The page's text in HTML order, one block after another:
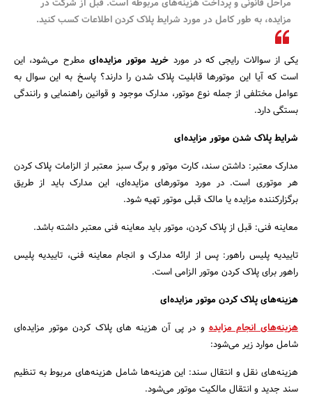
بانک، بیمه و سرمایه
مراحل قانونی و پرداخت هزینه‌های مربوطه است. قبل از شرکت در
مزایده، به طور کامل در مورد شرایط پلاک کردن اطلاعات کسب کنید.
یکی از سوالات رایجی که در مورد خرید موتور مزایده‌ای مطرح می‌شود، این
است که آیا این موتورها قابلیت پلاک شدن را دارند؟ پاسخ به این سوال به
عوامل مختلفی از جمله نوع موتور، مدارک موجود و قوانین راهنمایی و رانندگی
بستگی دارد.
شرایط پلاک شدن موتور مزایده‌ای
مدارک معتبر: داشتن سند، کارت موتور و برگ سبز معتبر از الزامات پلاک کردن
هر موتوری است. در مورد موتورهای مزایده‌ای، این مدارک باید از طریق
برگزارکننده مزایده یا مالک قبلی موتور تهیه شود.
معاینه فنی: قبل از پلاک کردن، موتور باید معاینه فنی معتبر داشته باشد.
تاییدیه پلیس راهور: پس از ارائه مدارک و انجام معاینه فنی، تاییدیه پلیس
راهور برای پلاک کردن موتور الزامی است.
هزینه‌های پلاک کردن موتور مزایده‌ای
هزینه‌های انجام مزایدهو در پی آن هزینه های پلاک کردن موتور مزایده‌ای
شامل موارد زیر می‌شود:
هزینه‌های نقل و انتقال سند: این هزینه‌ها شامل هزینه‌های مربوط به تنظیم
سند جدید و انتقال مالکیت موتور می‌شود.